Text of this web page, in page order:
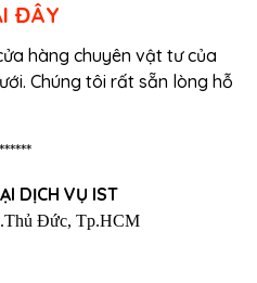
ĐÂY
hàng chuyên vật tư của
Chúng tôi rất sẵn lòng hỗ
DỊCH VỤ IST
Đức, Tp.HCM